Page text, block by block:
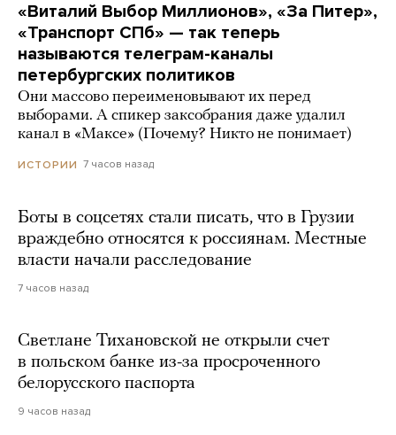
«Виталий Выбор Миллионов», «За Питер»,
«Транспорт СПб» — так теперь
называются телеграм-каналы
петербургских политиков
Они массово переименовывают их перед
выборами. А спикер заксобрания даже удалил
канал в «Максе» (Почему? Никто не понимает)
ИСТОРИИ 7 часов назад
Боты в соцсетях стали писать, что в Грузии
враждебно относятся к россиянам. Местные
власти начали расследование
7 часов назад
Светлане Тихановской не открыли счет
в польском банке из-за просроченного
белорусского паспорта
9 часов назад